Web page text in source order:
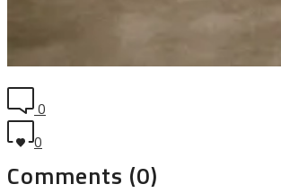
0
0
Comments (0)